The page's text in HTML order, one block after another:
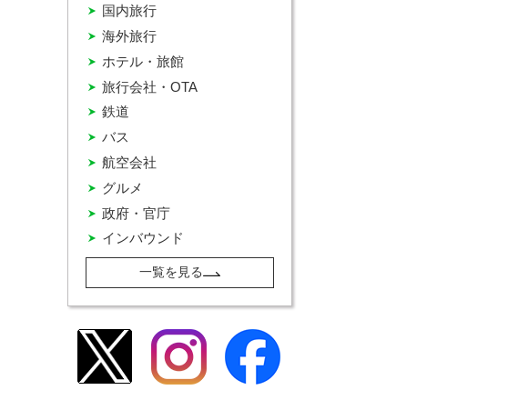
インバウンド
グルメ
バス
ホテル・旅館
国内旅行
政府・官庁
旅行会社・OTA
海外旅行
航空会社
鉄道
一覧を見る